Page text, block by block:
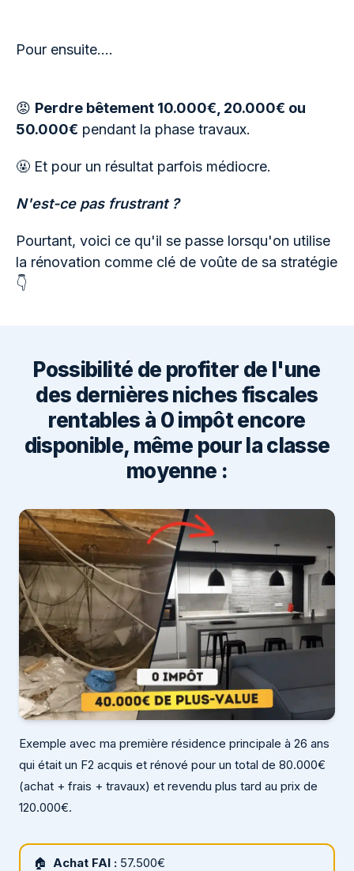
Pour ensuite….
😡 Perdre bêtement 10.000€, 20.000€ ou
50.000€ pendant la phase travaux.
🤬 Et pour un résultat parfois médiocre.
N'est-ce pas frustrant ?
Pourtant, voici ce qu'il se passe lorsqu'on utilise
la rénovation comme clé de voûte de sa stratégie
👇
Possibilité de profiter de l'une
des dernières niches fiscales
rentables à 0 impôt encore
disponible, même pour la classe
moyenne :
Exemple avec ma première résidence principale à 26 ans
qui était un F2 acquis et rénové pour un total de 80.000€
(achat + frais + travaux) et revendu plus tard au prix de
120.000€.
🏠 Achat FAI : 57.500€